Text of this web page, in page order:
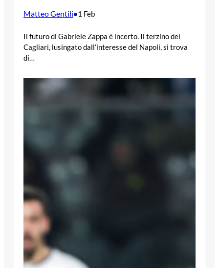
Matteo Gentili•1 Feb
Il futuro di Gabriele Zappa è incerto. Il terzino del
Cagliari, lusingato dall’interesse del Napoli, si trova
di…